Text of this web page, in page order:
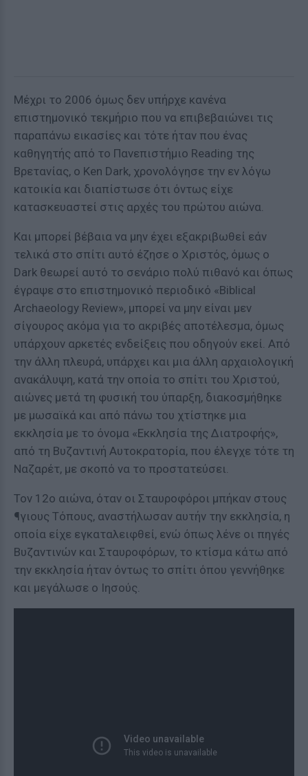
Μέχρι το 2006 όμως δεν υπήρχε κανένα
επιστημονικό τεκμήριο που να επιβεβαιώνει τις
παραπάνω εικασίες και τότε ήταν που ένας
καθηγητής από το Πανεπιστήμιο Reading της
Βρετανίας, ο Ken Dark, χρονολόγησε την εν λόγω
κατοικία και διαπίστωσε ότι όντως είχε
κατασκευαστεί στις αρχές του πρώτου αιώνα.
Και μπορεί βέβαια να μην έχει εξακριβωθεί εάν
τελικά στο σπίτι αυτό έζησε ο Χριστός, όμως ο
Dark θεωρεί αυτό το σενάριο πολύ πιθανό και όπως
έγραψε στο επιστημονικό περιοδικό «Biblical
Archaeology Review», μπορεί να μην είναι μεν
σίγουρος ακόμα για το ακριβές αποτέλεσμα, όμως
υπάρχουν αρκετές ενδείξεις που οδηγούν εκεί. Από
την άλλη πλευρά, υπάρχει και μια άλλη αρχαιολογική
ανακάλυψη, κατά την οποία το σπίτι του Χριστού,
αιώνες μετά τη φυσική του ύπαρξη, διακοσμήθηκε
με μωσαϊκά και από πάνω του χτίστηκε μια
εκκλησία με το όνομα «Εκκλησία της Διατροφής»,
από τη Βυζαντινή Αυτοκρατορία, που έλεγχε τότε τη
Ναζαρέτ, με σκοπό να το προστατεύσει.
Τον 12ο αιώνα, όταν οι Σταυροφόροι μπήκαν στους
¶γιους Τόπους, αναστήλωσαν αυτήν την εκκλησία, η
οποία είχε εγκαταλειφθεί, ενώ όπως λένε οι πηγές
Βυζαντινών και Σταυροφόρων, το κτίσμα κάτω από
την εκκλησία ήταν όντως το σπίτι όπου γεννήθηκε
και μεγάλωσε ο Ιησούς.